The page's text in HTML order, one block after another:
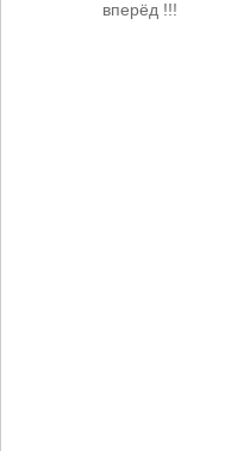
вперёд !!!